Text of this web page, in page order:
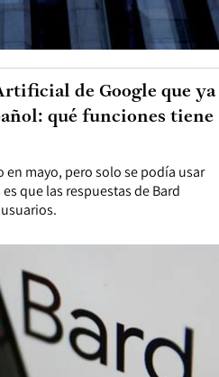
en mayo, pero solo se podía usar
que las respuestas de Bard
de Google que ya
qué funciones tiene